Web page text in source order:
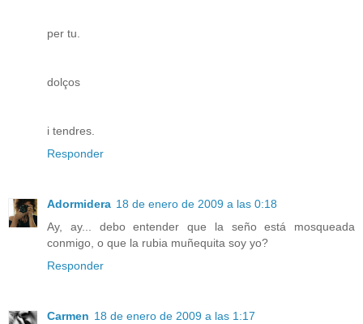
per tu.
dolços
i tendres.
Responder
Adormidera 18 de enero de 2009 a las 0:18
Ay, ay... debo entender que la seño está mosqueada
conmigo, o que la rubia muñequita soy yo?
Responder
Carmen 18 de enero de 2009 a las 1:17